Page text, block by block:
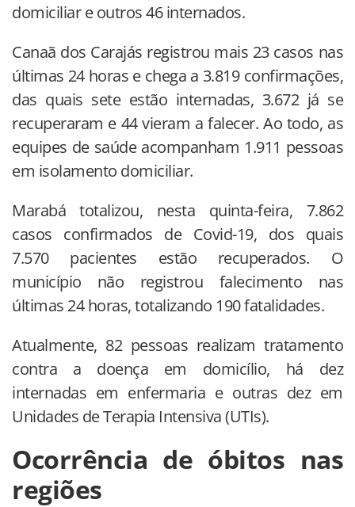
domiciliar e outros 46 internados.
Canaã dos Carajás registrou mais 23 casos nas
últimas 24 horas e chega a 3.819 confirmações,
das quais sete estão internadas, 3.672 já se
recuperaram e 44 vieram a falecer. Ao todo, as
equipes de saúde acompanham 1.911 pessoas
em isolamento domiciliar.
Marabá totalizou, nesta quinta-feira, 7.862
casos confirmados de Covid-19, dos quais
7.570 pacientes estão recuperados. O
município não registrou falecimento nas
últimas 24 horas, totalizando 190 fatalidades.
Atualmente, 82 pessoas realizam tratamento
contra a doença em domicílio, há dez
internadas em enfermaria e outras dez em
Unidades de Terapia Intensiva (UTIs).
Ocorrência de óbitos nas
regiões